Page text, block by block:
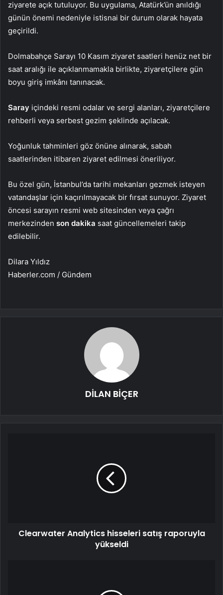
ziyarete açık tutuluyor. Bu uygulama, Atatürk’ün anıldığı
günün önemi nedeniyle istisnai bir durum olarak hayata
geçirildi.
Dolmabahçe Sarayı 10 Kasım ziyaret saatleri henüz net bir
saat aralığı ile açıklanmamakla birlikte, ziyaretçilere gün
boyu giriş imkânı tanınacak.
Saray içindeki resmi odalar ve sergi alanları, ziyaretçilere
rehberli veya serbest gezim şeklinde açılacak.
Yoğunluk tahminleri göz önüne alınarak, sabah
saatlerinden itibaren ziyaret edilmesi öneriliyor.
Bu özel gün, İstanbul’da tarihi mekanları gezmek isteyen
vatandaşlar için kaçırılmayacak bir fırsat sunuyor. Ziyaret
öncesi sarayın resmi web sitesinden veya çağrı
merkezinden son dakika saat güncellemeleri takip
edilebilir.
Dilara Yıldız
Haberler.com / Gündem
DİLAN BİÇER
Clearwater Analytics hisseleri satış raporuyla
yükseldi